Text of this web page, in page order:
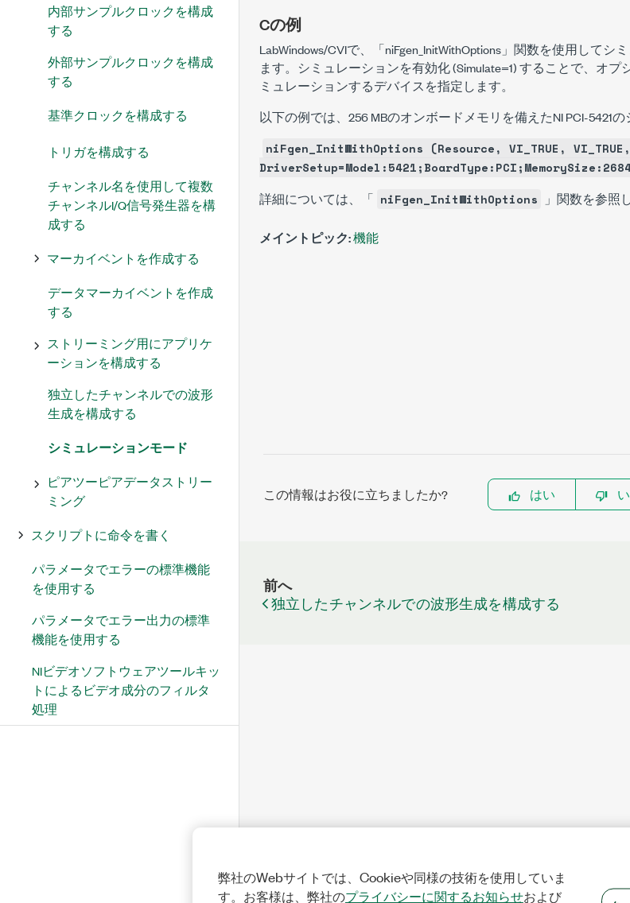
内部サンプルクロックを構成
する
外部サンプルクロックを構成
する
基準クロックを構成する
トリガを構成する
チャンネル名を使用して複数
チャンネルI/Q信号発生器を構
成する
マーカイベントを作成する
データマーカイベントを作成
する
ストリーミング用にアプリケ
ーションを構成する
独立したチャンネルでの波形
生成を構成する
シミュレーションモード
ピアツーピアデータストリー
ミング
スクリプトに命令を書く
パラメータでエラーの標準機能
を使用する
パラメータでエラー出力の標準
機能を使用する
NIビデオソフトウェアツールキッ
トによるビデオ成分のフィルタ
処理
Cの例
LabWindows/CVIで、「niFgen_InitWithOptions」関数を使用して
ます。シミュレーションを有効化 (Simulate=1) することで、オ
ミュレーションするデバイスを指定します。
以下の例では、256 MBのオンボードメモリを備えたNI PCI-5421
niFgen_InitWithOptions (Resource, VI_TRUE,
詳細については、「 niFgen_InitWithOptions 」関数を参照
メイントピック:機能
この情報はお役に立ちましたか? はい
前へ
独立したチャンネルでの波形生成を構成する
弊社のWebサイトでは、Cookieや同様の技術を使用していま
す。お客様は、弊社のプライバシーに関するお知らせおよび